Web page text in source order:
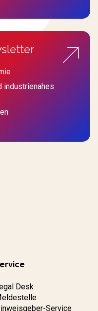
industrienahes
Desk
Service